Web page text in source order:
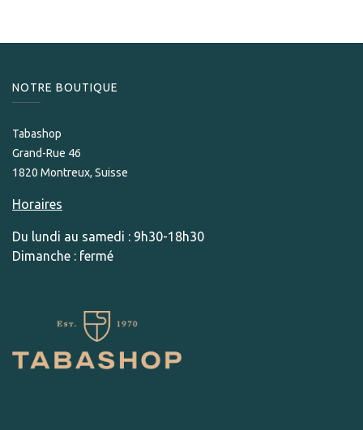
NOTRE BOUTIQUE
Tabashop
Grand-Rue 46
1820 Montreux, Suisse
Horaires
Du lundi au samedi : 9h30-18h30
Dimanche : fermé